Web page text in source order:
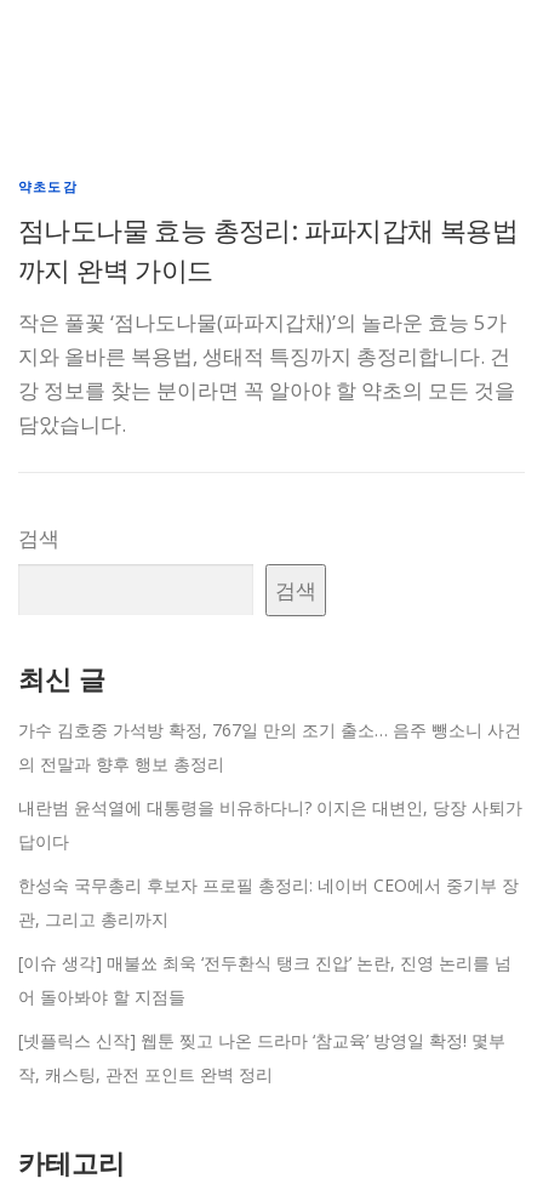
약초도감
점나도나물 효능 총정리: 파파지갑채 복용법
까지 완벽 가이드
작은 풀꽃 ‘점나도나물(파파지갑채)’의 놀라운 효능 5가
지와 올바른 복용법, 생태적 특징까지 총정리합니다. 건
강 정보를 찾는 분이라면 꼭 알아야 할 약초의 모든 것을
담았습니다.
검색
검색
최신 글
가수 김호중 가석방 확정, 767일 만의 조기 출소… 음주 뺑소니 사건
의 전말과 향후 행보 총정리
내란범 윤석열에 대통령을 비유하다니? 이지은 대변인, 당장 사퇴가
답이다
한성숙 국무총리 후보자 프로필 총정리: 네이버 CEO에서 중기부 장
관, 그리고 총리까지
[이슈 생각] 매불쑈 최욱 ‘전두환식 탱크 진압’ 논란, 진영 논리를 넘
어 돌아봐야 할 지점들
[넷플릭스 신작] 웹툰 찢고 나온 드라마 ‘참교육’ 방영일 확정! 몇부
작, 캐스팅, 관전 포인트 완벽 정리
카테고리